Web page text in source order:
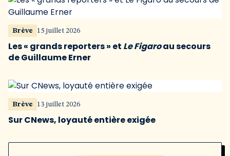
Brève 15 juillet 2026
Les « grands reporters » et Le Figaroau secours
de Guillaume Erner
Brève 13 juillet 2026
Sur CNews, loyauté entière exigée